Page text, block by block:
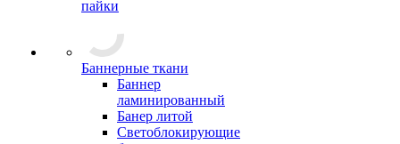
пайки
Баннерные ткани
Баннер
ламинированный
Банер литой
Светоблокирующие